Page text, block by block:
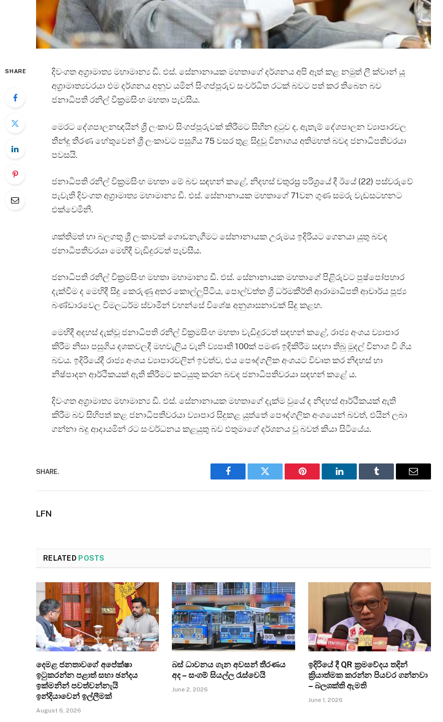
SHARE
දිවංගත අග්‍රාමාත්‍ය මහාමාන්‍ය ඩී. එස්. සේනානායක මහතාගේ දර්ශනය අපි ඈත් කළ නමුත් ලී ක්වාන් යූ
අග්‍රාමාත්‍යවරයා එම දර්ශනය අනුව යමින් සිංගප්පූරුව සංවර්ධිත රටක් බවට පත් කර තිබෙන බව
ජනාධිපති රනිල් වික්‍රමසිංහ මහතා පැවසීය.
මෙරට දේශපාලනඥයින් ශ්‍රී ලංකාව සිංගප්පූරුවක් කිරීමට සිහින දුටුව ද, ඇතැම් දේශපාලන ව්‍යාපාරවල
තීන්දු තීරණ හේතුවෙන් ශ්‍රී ලංකාවට පසුගිය 75 වසර තුළ සිදුවූ විනාශය අතිමහත් බවද ජනාධිපතිවරයා
පවසයි.
ජනාධිපති රනිල් වික්‍රමසිංහ මහතා මේ බව සඳහන් කළේ, නිදහස් චතුරස්‍ර පරිශ්‍රයේ දී ඊයේ (22) පස්වරුවේ
පැවැති දිවංගත අග්‍රාමාත්‍ය මහාමාන්‍ය ඩී. එස්. සේනානායක මහතාගේ 71වන ගුණ සමරු වැඩසටහනට
එක්වෙමිනි.
ශක්තිමත් හා බලගතු ශ්‍රී ලංකාවක් ගොඩනැගීමට සේනානායක උරුමය ඉදිරියට ගෙනයා යුතු බවද
ජනාධිපතිවරයා මෙහිදී වැඩිදුරටත් පැවසීය.
ජනාධිපති රනිල් වික්‍රමසිංහ මහතා මහාමාන්‍ය ඩී. එස්. සේනානායක මහතාගේ පිළිරුවට පුෂ්පෝපහාර
දැක්වීම ද මෙහිදී සිදු කෙරුණු අතර කොල්ලුපිටිය, පොල්වත්ත ශ්‍රී ධර්මකීර්ති ආරාමාධිපති ආචාර්ය පූජ්‍ය
බණ්ඩාරවෙල විමලධර්ම ස්වාමීන් වහන්සේ විශේෂ අනුශාසනාවක් සිදු කළහ.
මෙහිදී අදහස් දැක්වූ ජනාධිපති රනිල් වික්‍රමසිංහ මහතා වැඩිදුරටත් සඳහන් කළේ, රාජ්‍ය අංශය ව්‍යාපාර
කිරීම නිසා පසුගිය දශකවලදී මහවැලිය වැනි ව්‍යපෘති 100ක් පමණ ඉදිකිරීම සඳහා තිබු මුදල් විනාශ වී ගිය
බවය. ඉදිරියේදී රාජ්‍ය අංශය ව්‍යාපාරවලින් ඉවත්ව, එය පෞද්ගලික අංශයට විවෘත කර නිදහස් හා
නිෂ්පාදන ආර්ථිකයක් ඇති කිරීමට කටයුතු කරන බවද ජනාධිපතිවරයා සඳහන් කළේ ය.
දිවංගත අග්‍රාමාත්‍ය මහාමාන්‍ය ඩී. එස්. සේනානායක මහතාගේ දැක්ම වුයේ ද නිදහස් ආර්ථිකයක් ඇති
කිරීම බව සිහිපත් කළ ජනාධිපතිවරයා ව්‍යාපාර සිදුකළ යුත්තේ පෞද්ගලික අංශයෙන් බවත්, එයින් ලබා
ගන්නා බදු ආදායමින් රට සංවර්ධනය කළයුතු බව එතුමාගේ දර්ශනය වූ බවත් කියා සිටියේය.
SHARE.
Facebook Twitter Pinterest LinkedIn Tumblr Email
LFN
RELATED POSTS
දෙමළ ජනතාවගේ අපේක්ෂා
ඉටුකරන්න පළාත් සභා ඡන්දය
ඉක්මනින් පවත්වන්නැයි
ඉන්දියාවෙන් ඉල්ලීමක්
August 6, 2026
බස් ධාවනය ගැන අවසන් තීරණය
අද – සංගම් සියල්ල රැස්වෙයි
June 2, 2026
ඉදිරියේ දී QR ක්‍රමවේදය තදින්
ක්‍රියාත්මක කරන්න පියවර ගන්නවා
– බලශක්ති ඇමති
June 1, 2026